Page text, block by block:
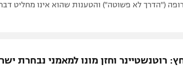
("הדרך לא פשוטה") והטענות שהוא אינו מחליט
רוטנשטיינר וחזן מונו למאמני נבחרת